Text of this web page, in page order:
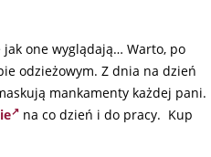
jak one wyglądają… Warto, po
odzieżowym. Z dnia na dzień
mankamenty każdej pani.
na co dzień i do pracy. Kup